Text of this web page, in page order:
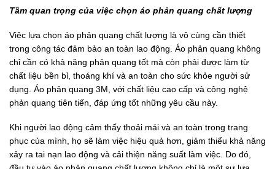
Tầm quan trọng của việc chọn áo phản quang chất lượng
Việc lựa chọn áo phản quang chất lượng là vô cùng cần thiết
trong công tác đảm bảo an toàn lao động. Áo phản quang không
chỉ cần có khả năng phản quang tốt mà còn phải được làm từ
chất liệu bền bỉ, thoáng khí và an toàn cho sức khỏe người sử
dụng. Áo phản quang 3M, với chất liệu cao cấp và công nghệ
phản quang tiên tiến, đáp ứng tốt những yêu cầu này.
Khi người lao động cảm thấy thoải mái và an toàn trong trang
phục của mình, họ sẽ làm việc hiệu quả hơn, giảm thiểu khả năng
xảy ra tai nạn lao động và cải thiện năng suất làm việc. Do đó,